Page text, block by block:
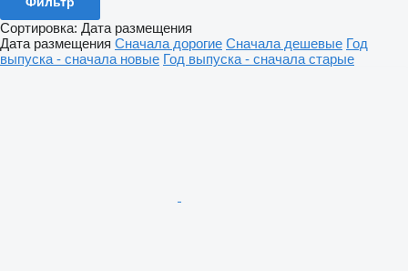
Сортировка: Дата размещения
Дата размещения Сначала дорогие Сначала дешевые Год
выпуска - сначала новые Год выпуска - сначала старые